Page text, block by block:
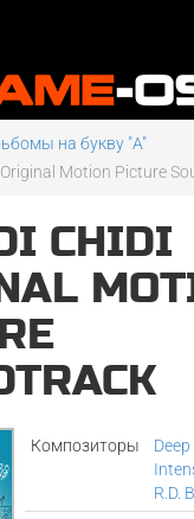
на букву "A"
Motion Picture
CHIDI
Композиторы
R.D.